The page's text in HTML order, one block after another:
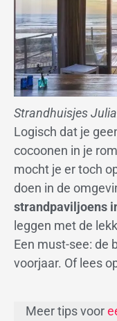
Strandhuisjes
Logisch dat je
cocoonen in je
mocht je er toch
doen in de
strandpaviljoens
leggen met de
Een must-see: de
voorjaar. Of lees
Meer tips voor